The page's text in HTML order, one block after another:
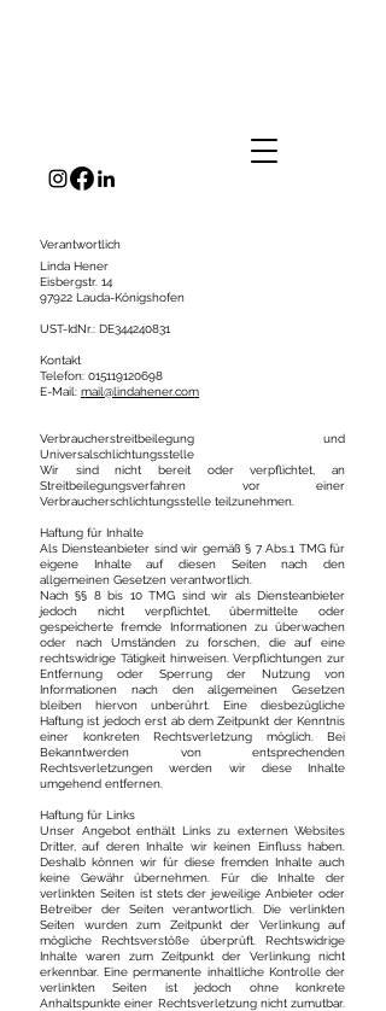
Verantwortlich
Linda Hener
Eisbergstr. 14
97922 Lauda-Königshofen
UST-IdNr.: DE344240831
Kontakt
Telefon: 015119120698
E-Mail: mail@lindahener.com
Verbraucherstreitbeilegung und
Universalschlichtungsstelle
Wir sind nicht bereit oder verpflichtet, an
Streitbeilegungsverfahren vor einer
Verbraucherschlichtungsstelle teilzunehmen.
Haftung für Inhalte
Als Diensteanbieter sind wir gemäß § 7 Abs.1 TMG für
eigene Inhalte auf diesen Seiten nach den
allgemeinen Gesetzen verantwortlich.
Nach §§ 8 bis 10 TMG sind wir als Diensteanbieter
jedoch nicht verpflichtet, übermittelte oder
gespeicherte fremde Informationen zu überwachen
oder nach Umständen zu forschen, die auf eine
rechtswidrige Tätigkeit hinweisen. Verpflichtungen zur
Entfernung oder Sperrung der Nutzung von
Informationen nach den allgemeinen Gesetzen
bleiben hiervon unberührt. Eine diesbezügliche
Haftung ist jedoch erst ab dem Zeitpunkt der Kenntnis
einer konkreten Rechtsverletzung möglich. Bei
Bekanntwerden von entsprechenden
Rechtsverletzungen werden wir diese Inhalte
umgehend entfernen.
Haftung für Links
Unser Angebot enthält Links zu externen Websites
Dritter, auf deren Inhalte wir keinen Einfluss haben.
Deshalb können wir für diese fremden Inhalte auch
keine Gewähr übernehmen. Für die Inhalte der
verlinkten Seiten ist stets der jeweilige Anbieter oder
Betreiber der Seiten verantwortlich. Die verlinkten
Seiten wurden zum Zeitpunkt der Verlinkung auf
mögliche Rechtsverstöße überprüft. Rechtswidrige
Inhalte waren zum Zeitpunkt der Verlinkung nicht
erkennbar. Eine permanente inhaltliche Kontrolle der
verlinkten Seiten ist jedoch ohne konkrete
Anhaltspunkte einer Rechtsverletzung nicht zumutbar.